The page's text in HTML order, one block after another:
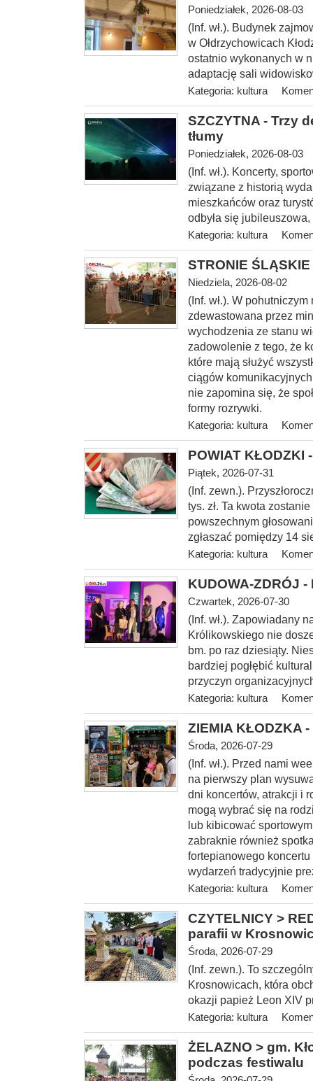
Poniedziałek, 2026-08-03
(Inf. wł.). Budynek
w Ołdrzychowicach
ostatnio wykonanych w
adaptację sali
Kategoria: kultura
SZCZYTNA - Trzy
tłumy
Poniedziałek, 2026-08-03
(Inf. wł.). Koncerty,
związane z historią
mieszkańców oraz
odbyła się
Kategoria: kultura
STRONIE
Niedziela, 2026-08-02
(Inf. wł.). W
zdewastowana przez
wychodzenia ze stanu
zadowolenie z tego, że
które mają służyć
ciągów
nie zapomina się, że
formy rozrywki.
Kategoria: kultura
POWIAT KŁODZKI
Piątek, 2026-07-31
(Inf. zewn.).
tys. zł. Ta kwota
powszechnym
zgłaszać pomiędzy 14
Kategoria: kultura
KUDOWA-ZDRÓJ
Czwartek, 2026-07-30
(Inf. wł.). Zapowiadany
Królikowskiego nie
bm. po raz dziesiąty.
bardziej pogłębić
przyczyn
Kategoria: kultura
ZIEMIA KŁODZKA
Środa, 2026-07-29
(Inf. wł.). Przed nami
na pierwszy plan
dni koncertów, atrakcji i
mogą wybrać się na
lub kibicować
zabraknie również
fortepianowego
wydarzeń tradycyjnie
Kategoria: kultura
CZYTELNICY >
parafii w
Środa, 2026-07-29
(Inf. zewn.). To
Krosnowicach, która
okazji papież Leon XIV
Kategoria: kultura
ŻELAZNO > gm.
podczas festiwalu